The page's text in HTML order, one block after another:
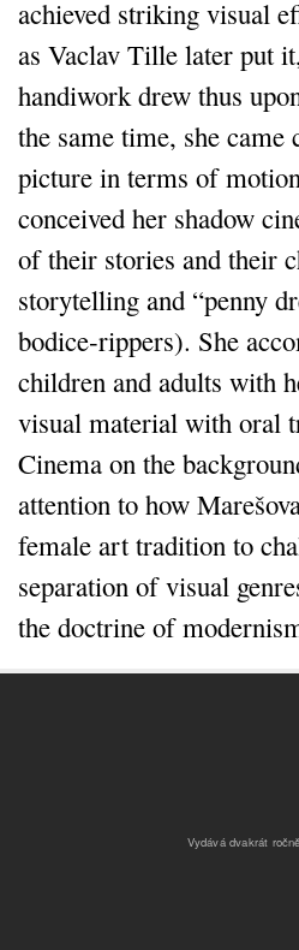
achieved striking visual
as Vaclav Tille later put
handiwork drew thus
the same time, she came
picture in terms of
conceived her shadow
of their stories and their
storytelling and “penny
bodice‑rippers). She
children and adults with
visual material with oral
Cinema on the
attention to how
female art tradition to
separation of visual
the doctrine of
Vydává dvakrát